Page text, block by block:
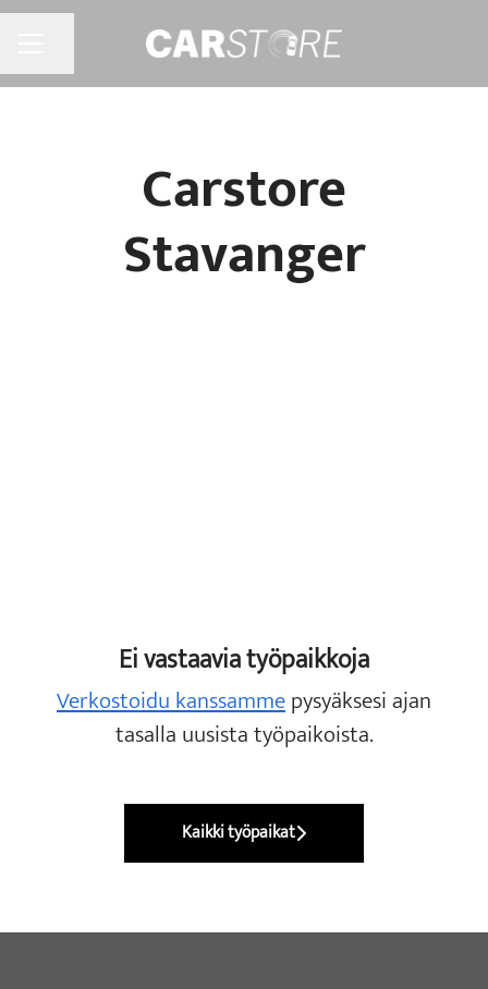
Carstore
Stavanger
Ei vastaavia työpaikkoja
Verkostoidu kanssammepysyäksesi ajan
tasalla uusista työpaikoista.
Kaikki työpaikat